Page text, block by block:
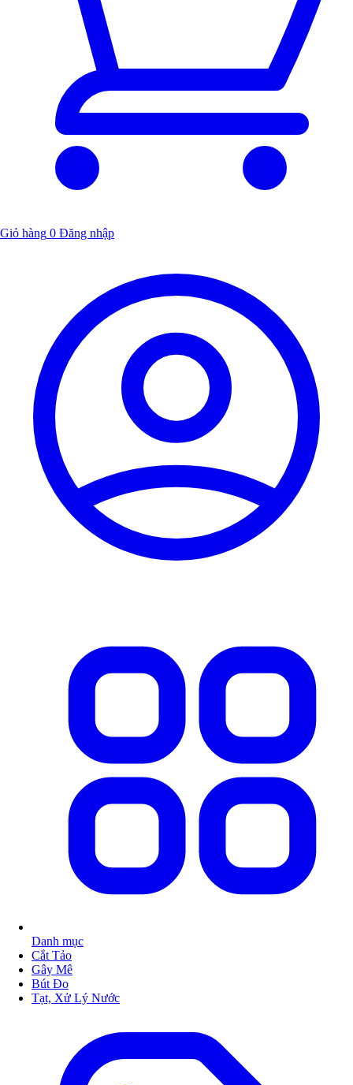
Giỏ hàng 0 Đăng nhập
Danh mục
Cắt Tảo
Gây Mê
Bút Đo
Tạt, Xử Lý Nước